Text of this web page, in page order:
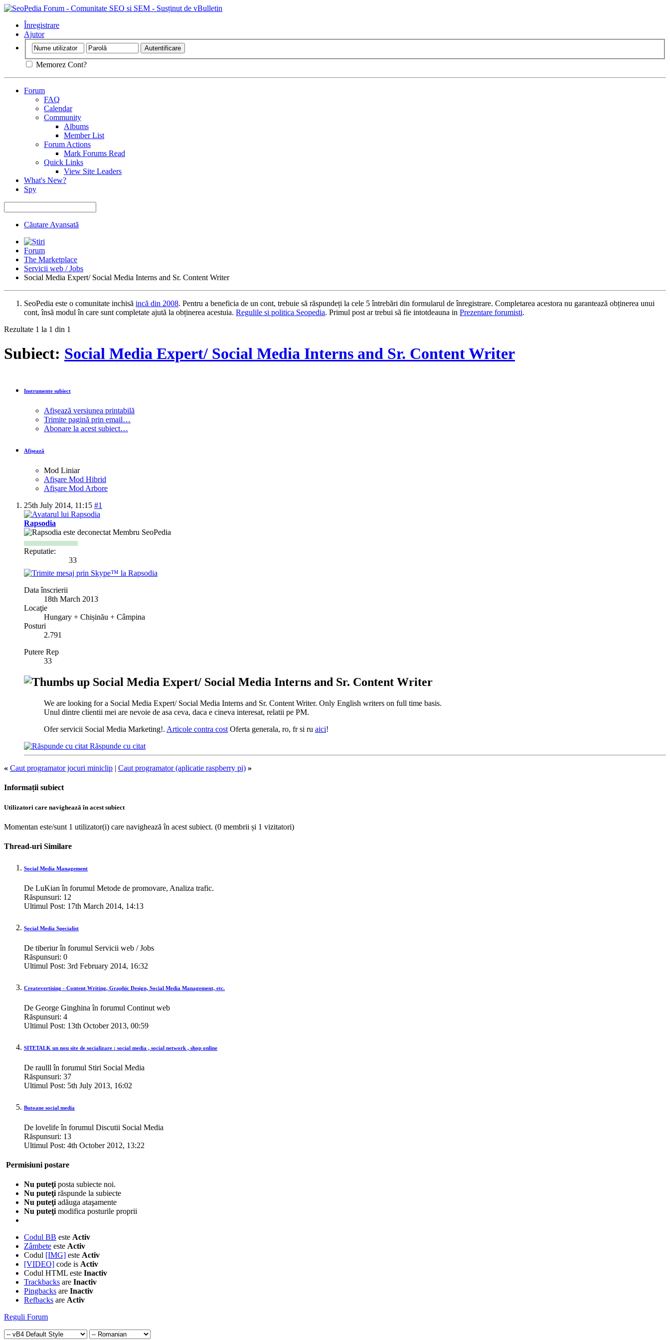
Înregistrare
Ajutor
Memorez Cont?
Forum
FAQ
Calendar
Community
Albums
Member List
Forum Actions
Mark Forums Read
Quick Links
View Site Leaders
What's New?
Spy
Căutare Avansată
Forum
The Marketplace
Servicii web / Jobs
Social Media Expert/ Social Media Interns and Sr. Content Writer
SeoPedia este o comunitate inchisă incă din 2008. Pentru a beneficia de un cont, trebuie să răspundeți la cele 5 întrebări din formularul de înregistrare. Completarea acestora nu garantează obținerea unui
cont, însă modul în care sunt completate ajută la obținerea acestuia. Regulile si politica Seopedia. Primul post ar trebui să fie intotdeauna in Prezentare forumisti.
Rezultate 1 la 1 din 1
Subiect: Social Media Expert/ Social Media Interns and Sr. Content Writer
Instrumente subiect
Afișează versiunea printabilă
Trimite pagină prin email…
Abonare la acest subiect…
Afișează
Mod Liniar
Afișare Mod Hibrid
Afișare Mod Arbore
25th July 2014, 11:15 #1
Rapsodia
Membru SeoPedia
Reputatie:
33
Data înscrierii
18th March 2013
Locaţie
Hungary + Chișinău + Câmpina
Posturi
2.791
Putere Rep
33
Social Media Expert/ Social Media Interns and Sr. Content Writer
We are looking for a Social Media Expert/ Social Media Interns and Sr. Content Writer. Only English writers on full time basis.
Unul dintre clientii mei are nevoie de asa ceva, daca e cineva interesat, relatii pe PM.
Ofer servicii Social Media Marketing!. Articole contra cost Oferta generala, ro, fr si ru aici!
Răspunde cu citat
« Caut programator jocuri miniclip | Caut programator (aplicatie raspberry pi) »
Informații subiect
Utilizatori care navighează în acest subiect
Momentan este/sunt 1 utilizator(i) care navighează în acest subiect. (0 membrii și 1 vizitatori)
Thread-uri Similare
Social Media Management
De LuKian în forumul Metode de promovare, Analiza trafic.
Răspunsuri: 12
Ultimul Post: 17th March 2014, 14:13
Social Media Specialist
De tiberiur în forumul Servicii web / Jobs
Răspunsuri: 0
Ultimul Post: 3rd February 2014, 16:32
Createvertising - Content Writing, Graphic Design, Social Media Management, etc.
De George Ginghina în forumul Continut web
Răspunsuri: 4
Ultimul Post: 13th October 2013, 00:59
SITETALK un nou site de socializare : social media , social network , shop online
De raulll în forumul Stiri Social Media
Răspunsuri: 37
Ultimul Post: 5th July 2013, 16:02
Butoane social media
De lovelife în forumul Discutii Social Media
Răspunsuri: 13
Ultimul Post: 4th October 2012, 13:22
Permisiuni postare
Nu puteţi posta subiecte noi.
Nu puteţi răspunde la subiecte
Nu puteţi adăuga ataşamente
Nu puteţi modifica posturile proprii
Codul BB este Activ
Zâmbete este Activ
Codul [IMG] este Activ
[VIDEO] code is Activ
Codul HTML este Inactiv
Trackbacks are Inactiv
Pingbacks are Inactiv
Refbacks are Activ
Reguli Forum